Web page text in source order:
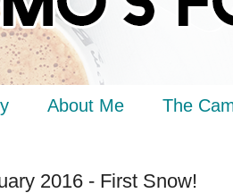
About Me The
2016 - First Snow!